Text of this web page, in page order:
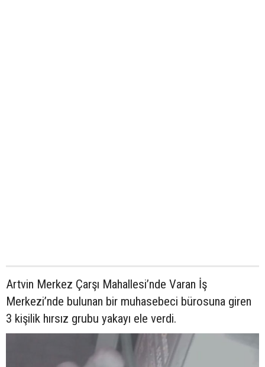
Artvin Merkez Çarşı Mahallesi’nde Varan İş
Merkezi’nde bulunan bir muhasebeci bürosuna giren
3 kişilik hırsız grubu yakayı ele verdi.